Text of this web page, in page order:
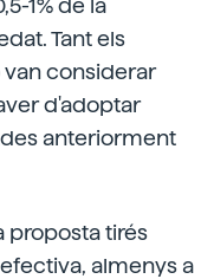
1% de la
Tant els
considerar
d'adoptar
anteriorment
proposta tirés
almenys a